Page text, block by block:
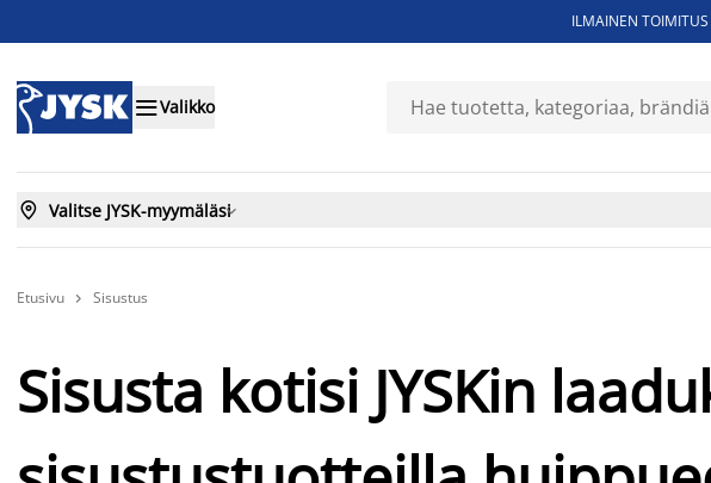
ILMAINEN
Valikko
 Valitse JYSK-myymäläsi
Etusivu  Sisustus
Sisusta kotisi JYSKin